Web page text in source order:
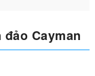
Cayman